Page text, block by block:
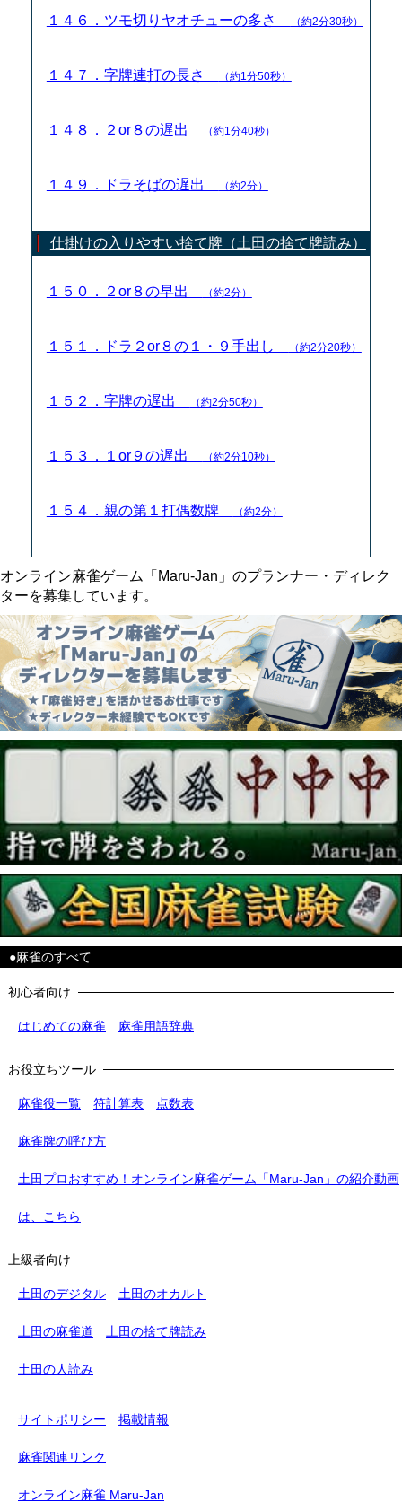
１４６．ツモ切りヤオチューの多さ （約2分30秒）
１４７．字牌連打の長さ （約1分50秒）
１４８．２or８の遅出 （約1分40秒）
１４９．ドラそばの遅出 （約2分）
仕掛けの入りやすい捨て牌（土田の捨て牌読み）
１５０．２or８の早出 （約2分）
１５１．ドラ２or８の１・９手出し （約2分20秒）
１５２．字牌の遅出 （約2分50秒）
１５３．１or９の遅出 （約2分10秒）
１５４．親の第１打偶数牌 （約2分）
オンライン麻雀ゲーム「Maru-Jan」のプランナー・ディレク
ターを募集しています。
●麻雀のすべて
初心者向け
はじめての麻雀 麻雀用語辞典
お役立ちツール
麻雀役一覧 符計算表 点数表
麻雀牌の呼び方
土田プロおすすめ！オンライン麻雀ゲーム「Maru-Jan」の紹介動画
は、こちら
上級者向け
土田のデジタル 土田のオカルト
土田の麻雀道 土田の捨て牌読み
土田の人読み
サイトポリシー 掲載情報
麻雀関連リンク
オンライン麻雀 Maru-Jan